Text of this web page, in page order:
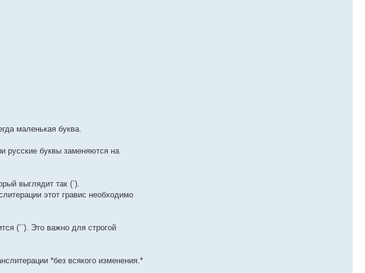
маленькая буква.
русские буквы заменяются на
выглядит так (`).
этот гравис необходимо
(``). Это важно для строгой
*без всякого изменения.*